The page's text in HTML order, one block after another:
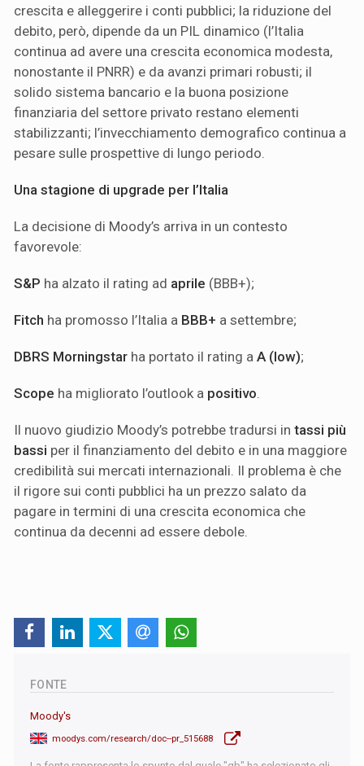
crescita e alleggerire i conti pubblici; la riduzione del
debito, però, dipende da un PIL dinamico (l’Italia
continua ad avere una crescita economica modesta,
nonostante il PNRR) e da avanzi primari robusti; il
solido sistema bancario e la buona posizione
finanziaria del settore privato restano elementi
stabilizzanti; l’invecchiamento demografico continua a
pesare sulle prospettive di lungo periodo.
Una stagione di upgrade per l’Italia
La decisione di Moody’s arriva in un contesto
favorevole:
S&P ha alzato il rating ad aprile (BBB+);
Fitch ha promosso l’Italia a BBB+ a settembre;
DBRS Morningstar ha portato il rating a A (low);
Scope ha migliorato l’outlook a positivo.
Il nuovo giudizio Moody’s potrebbe tradursi in tassi più
bassi per il finanziamento del debito e in una maggiore
credibilità sui mercati internazionali. Il problema è che
il rigore sui conti pubblici ha un prezzo salato da
pagare in termini di una crescita economica che
continua da decenni ad essere debole.
FONTE
Moody's
moodys.com/research/doc--pr_515688